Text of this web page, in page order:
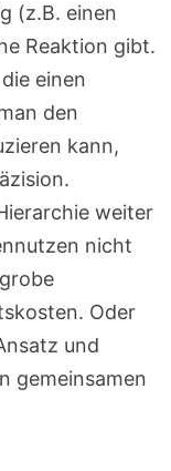
(z.B. einen
Reaktion gibt.
einen
den
kann,
weiter
nicht
Oder
und
gemeinsamen